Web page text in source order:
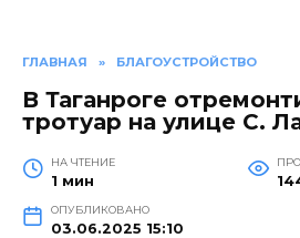
ГЛАВНАЯ » БЛАГОУСТРОЙСТВО
В Таганроге
тротуар на улице С.
НА ЧТЕНИЕ
1 мин
ОПУБЛИКОВАНО
03.06.2025 15:10